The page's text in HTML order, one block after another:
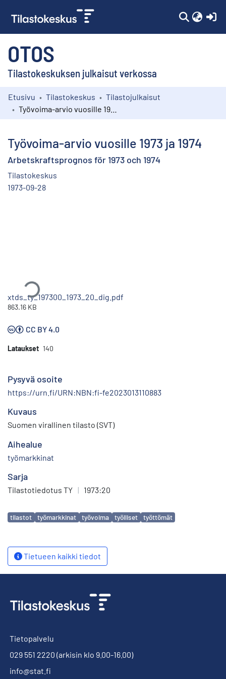
OTOS
Tilastokeskuksen julkaisut verkossa
Kokoelmat
Etusivu Tilastokeskus
Tilastojulkaisut
Työvoima-arvio vuosille 1973 ja 1974
Arbetskraftsprognos för 1973 och 1974
Tilastokeskus
1973-09-28
Ladataan...
xtds_ty_197300_1973_20_dig.pdf
863.16 KB
CC BY 4.0
Lataukset 140
Pysyvä osoite
https://urn.fi/URN:NBN:fi-fe2023013110883
Kuvaus
Suomen virallinen tilasto (SVT)
Aihealue
työmarkkinat
Sarja
Tilastotiedotus TY | 1973:20
Avainsanat
tilastot työmarkkinat työvoima työlliset työttömät
Tietueen kaikki tiedot
Tietopalvelu
029 551 2220 (arkisin klo 9.00-16.00)
info@stat.fi